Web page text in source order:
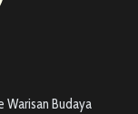
Warisan Budaya